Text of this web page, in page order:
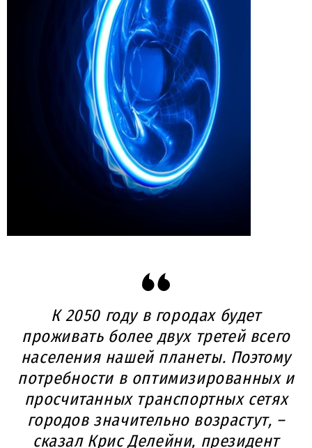
К 2050 году в городах будет
проживать более двух третей всего
населения нашей планеты. Поэтому
потребности в оптимизированных и
просчитанных транспортных сетях
городов значительно возрастут, –
сказал Крис Делейни, президент